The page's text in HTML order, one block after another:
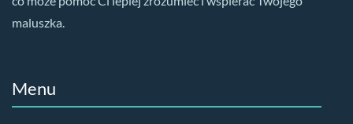
maluszka.
Menu